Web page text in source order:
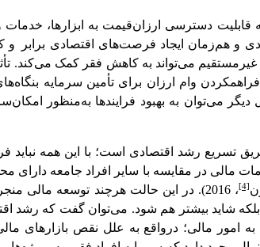
دسترسی ارزان‌قیمت به ابزارها، خدمات
و هم‌زمان ایجاد فرصت‌های اقتصادی برابر
و
می‌تواند به کاهش فقر کمک می‌کند.
فراهم­کردن وام ارزان برای تأمین سرمایه
می‌توان به بهبود فرایندها به‌منظور
تسریع رشد اقتصادی است؛ با این همه
مالی در مقایسه با سایر افراد جامعه
[4] ، 2016)
. در این حالت هرچند توسعه مالی
بلکه شاید بیشتر هم شود. می‌توان گفت که رشد
امور مالی؛ درواقع به علل نقص بازارهای